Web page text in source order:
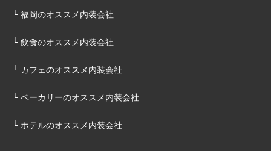
└ 福岡のオススメ内装会社
└ 飲食のオススメ内装会社
└ カフェのオススメ内装会社
└ ベーカリーのオススメ内装会社
└ ホテルのオススメ内装会社